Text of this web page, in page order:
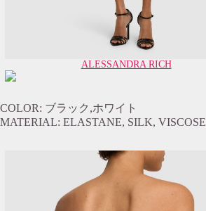
ALESSANDRA RICH
COLOR: ブラック,ホワイト
MATERIAL: ELASTANE, SILK, VISCOSE